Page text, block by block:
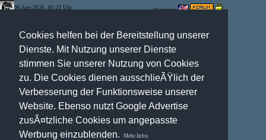
Cookies helfen bei der Bereitstellung unserer
Dienste. Mit Nutzung unserer Dienste
stimmen Sie unserer Nutzung von Cookies
zu. Die Cookies dienen ausschlieÃŸlich der
Verbesserung der Funktionsweise unserer
Website. Ebenso nutzt Google Advertise
zusÃ¤tzliche Cookies um angepasste
Werbung einzublenden.
Mehr Infos
06.Aug.2026 , 05:21 Uhr Optionen: